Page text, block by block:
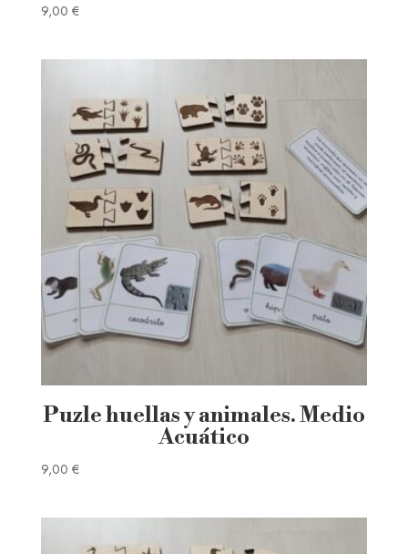
9,00 €
Puzle huellas y animales. Medio
Acuático
9,00 €